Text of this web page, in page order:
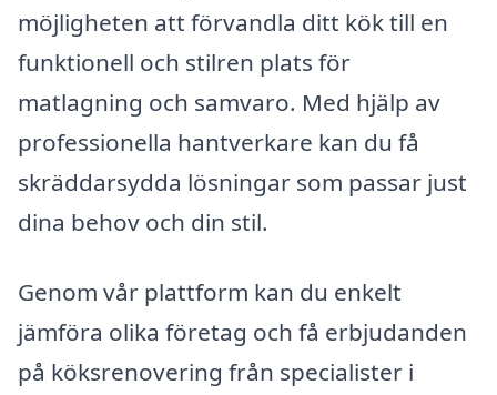
möjligheten att förvandla ditt kök till en
funktionell och stilren plats för
matlagning och samvaro. Med hjälp av
professionella hantverkare kan du få
skräddarsydda lösningar som passar just
dina behov och din stil.
Genom vår plattform kan du enkelt
jämföra olika företag och få erbjudanden
på köksrenovering från specialister i